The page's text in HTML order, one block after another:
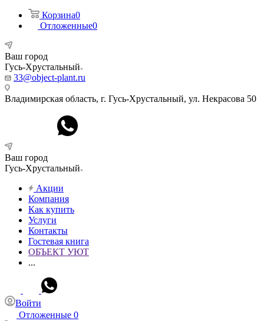
Корзина0
Отложенные0
Ваш город
Гусь-Хрустальный
33@object-plant.ru
Владимирская область, г. Гусь-Хрустальный, ул. Некрасова 50
Ваш город
Гусь-Хрустальный
Акции
Компания
Как купить
Услуги
Контакты
Гостевая книга
ОБЪЕКТ УЮТ
...
Войти
Отложенные 0